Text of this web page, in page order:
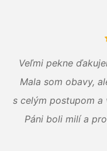
Veľmi pekne
Mala som obavy,
s celým postupom
Páni boli milí a